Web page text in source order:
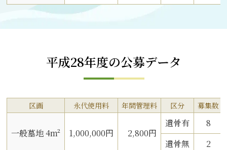
平成28年度の公募データ
区画 永代使用料 年間管理料 区分 募集数
一般墓地 4m² 1,000,000円 2,800円
遺骨有
8
遺骨無
2